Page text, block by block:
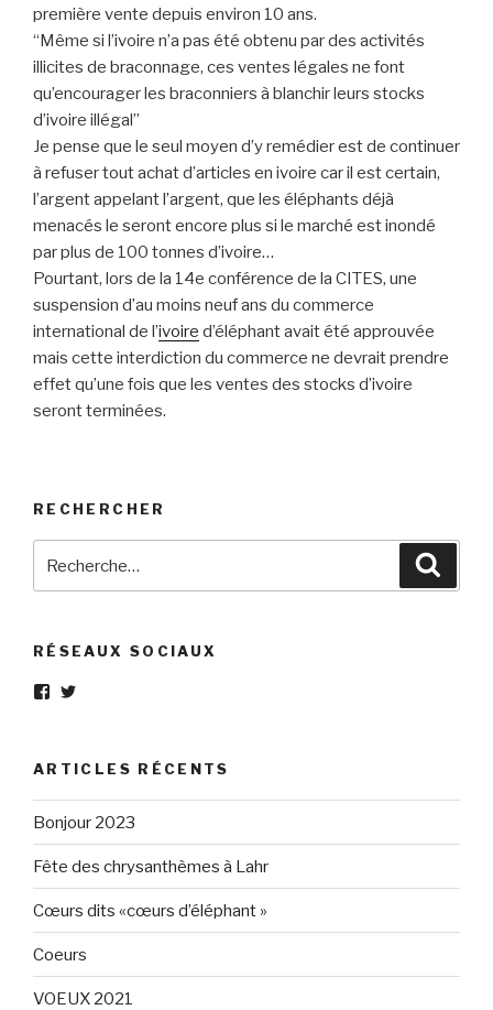
première vente depuis environ 10 ans.
“Même si l’ivoire n’a pas été obtenu par des activités
illicites de braconnage, ces ventes légales ne font
qu’encourager les braconniers à blanchir leurs stocks
d’ivoire illégal”
Je pense que le seul moyen d’y remédier est de continuer
à refuser tout achat d’articles en ivoire car il est certain,
l’argent appelant l’argent, que les éléphants déjà
menacés le seront encore plus si le marché est inondé
par plus de 100 tonnes d’ivoire…
Pourtant, lors de la 14e conférence de la CITES, une
suspension d’au moins neuf ans du commerce
international de l’ivoire d’éléphant avait été approuvée
mais cette interdiction du commerce ne devrait prendre
effet qu’une fois que les ventes des stocks d’ivoire
seront terminées.
RECHERCHER
pour
RÉSEAUX SOCIAUX
Voir
Eléphant-
Gris-
160596147294205
sur
Facebook
Voir
elephantgris
sur
Twitter
ARTICLES RÉCENTS
Bonjour 2023
Fête des chrysanthèmes à Lahr
Cœurs dits «cœurs d’éléphant »
Coeurs
VOEUX 2021